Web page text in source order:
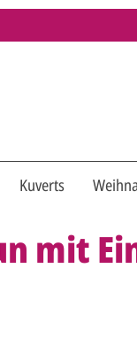
Kuverts
mit